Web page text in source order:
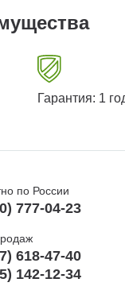
Гарантия: 1
по России
777-04-23
618-47-40
142-12-34